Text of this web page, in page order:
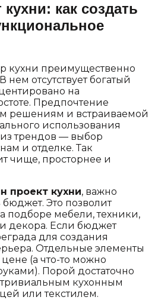
как создать
кухни преимущественно
отсутствует богатый
на
Предпочтение
решениям и встраиваемой
использования
трендов — выбор
и отделке. Так
чище, просторнее и
проект кухни, важно
Это позволит
подборе мебели, техники,
декора. Если бюджет
для создания
Отдельные элементы
(а что-то можно
Порой достаточно
кухонным
или текстилем.